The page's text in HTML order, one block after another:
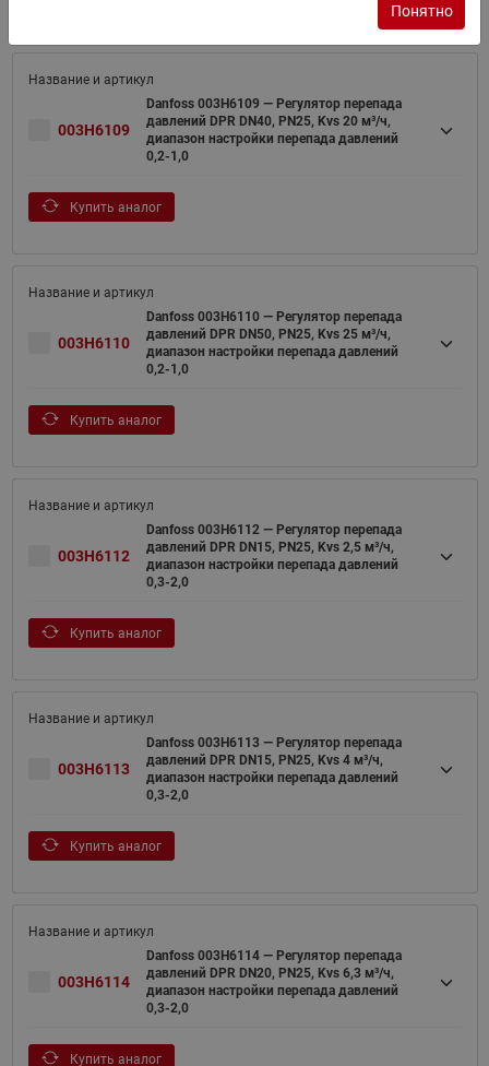
003H6109
Danfoss 003H6109 — Регулятор перепада
давлений DPR DN40, PN25, Kvs 20 м³/ч,
диапазон настройки перепада давлений
0,2-1,0
Купить аналог
003H6110
Danfoss 003H6110 — Регулятор перепада
давлений DPR DN50, PN25, Kvs 25 м³/ч,
диапазон настройки перепада давлений
0,2-1,0
Купить аналог
003H6112
Danfoss 003H6112 — Регулятор перепада
давлений DPR DN15, PN25, Kvs 2,5 м³/ч,
диапазон настройки перепада давлений
0,3-2,0
Купить аналог
003H6113
Danfoss 003H6113 — Регулятор перепада
давлений DPR DN15, PN25, Kvs 4 м³/ч,
диапазон настройки перепада давлений
0,3-2,0
Купить аналог
003H6114
Danfoss 003H6114 — Регулятор перепада
давлений DPR DN20, PN25, Kvs 6,3 м³/ч,
диапазон настройки перепада давлений
0,3-2,0
Купить аналог
Понятно